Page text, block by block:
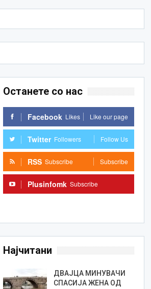
Останете со нас
Facebook Likes Like our page
Twitter Followers Follow Us
RSS Subscribe Subscribe
Plusinfomk Subscribe
Најчитани
ДВАЈЦА МИНУВАЧИ
СПАСИЈА ЖЕНА ОД